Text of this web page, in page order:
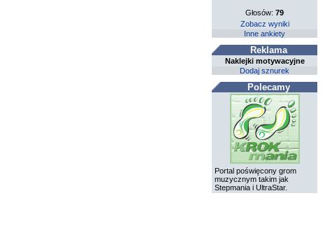
Głosów:79
Zobacz wyniki
Inne ankiety
Reklama
Naklejki motywacyjne
Dodaj sznurek
Polecamy
Portal poświęcony grom
muzycznym takim jak
Stepmania i UltraStar.